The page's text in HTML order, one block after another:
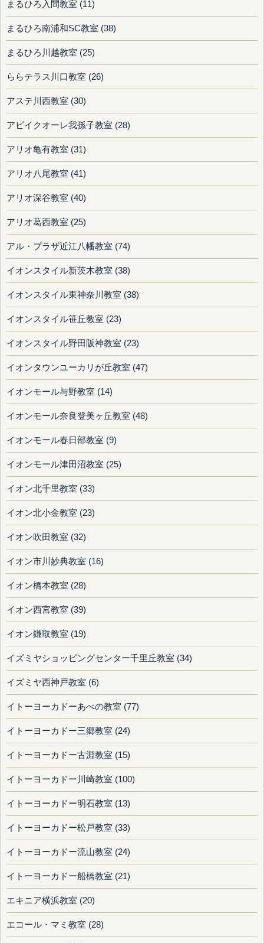
まるひろ入間教室 (11)
まるひろ南浦和SC教室 (38)
まるひろ川越教室 (25)
ららテラス川口教室 (26)
アステ川西教室 (30)
アビイクオーレ我孫子教室 (28)
アリオ亀有教室 (31)
アリオ八尾教室 (41)
アリオ深谷教室 (40)
アリオ葛西教室 (25)
アル・プラザ近江八幡教室 (74)
イオンスタイル新茨木教室 (38)
イオンスタイル東神奈川教室 (38)
イオンスタイル笹丘教室 (23)
イオンスタイル野田阪神教室 (23)
イオンタウンユーカリが丘教室 (47)
イオンモール与野教室 (14)
イオンモール奈良登美ヶ丘教室 (48)
イオンモール春日部教室 (9)
イオンモール津田沼教室 (25)
イオン北千里教室 (33)
イオン北小金教室 (23)
イオン吹田教室 (32)
イオン市川妙典教室 (16)
イオン橋本教室 (28)
イオン西宮教室 (39)
イオン鎌取教室 (19)
イズミヤショッピングセンター千里丘教室 (34)
イズミヤ西神戸教室 (6)
イトーヨーカドーあべの教室 (77)
イトーヨーカドー三郷教室 (24)
イトーヨーカドー古淵教室 (15)
イトーヨーカドー川崎教室 (100)
イトーヨーカドー明石教室 (13)
イトーヨーカドー松戸教室 (33)
イトーヨーカドー流山教室 (24)
イトーヨーカドー船橋教室 (21)
エキニア横浜教室 (20)
エコール・マミ教室 (28)